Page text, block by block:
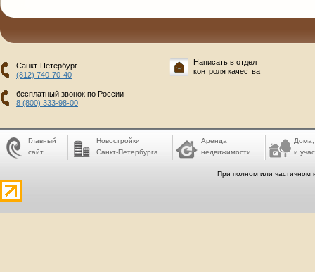
Санкт-Петербург
(812) 740-70-40
бесплатный звонок по России
8 (800) 333-98-00
Написать в отдел
контроля качества
Главный
сайт
Новостройки
Санкт-Петербурга
Аренда
недвижимости
Дома,
и
При полном или частичном